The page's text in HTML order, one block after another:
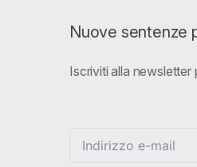
Nuove sentenze
Iscriviti alla